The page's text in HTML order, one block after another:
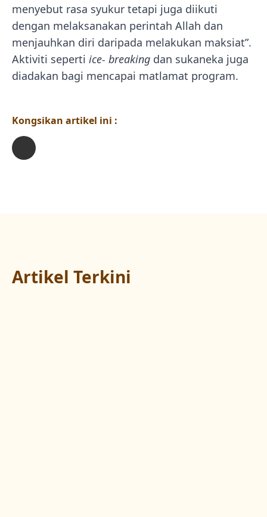
menyebut rasa syukur tetapi juga diikuti
dengan melaksanakan perintah Allah dan
menjauhkan diri daripada melakukan maksiat”.
Aktiviti seperti ice- breaking dan sukaneka juga
diadakan bagi mencapai matlamat program.
Kongsikan artikel ini :
Artikel Terkini